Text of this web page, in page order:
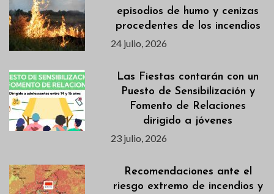
episodios de humo y cenizas
procedentes de los incendios
24 julio, 2026
Las Fiestas contarán con un
Puesto de Sensibilización y
Fomento de Relaciones
dirigido a jóvenes
23 julio, 2026
Recomendaciones ante el
riesgo extremo de incendios y